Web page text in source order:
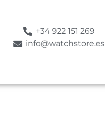
+34 922 151 269
info@watchstore.es